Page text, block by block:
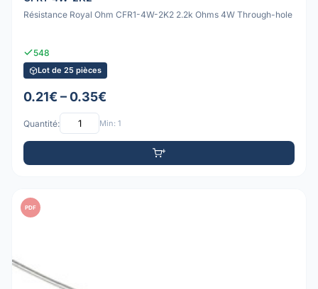
Résistance Royal Ohm CFR1-4W-2K2 2.2k Ohms 4W Through-hole
548
Lot de 25 pièces
0.21€ – 0.35€
Quantité: Min: 1
PDF